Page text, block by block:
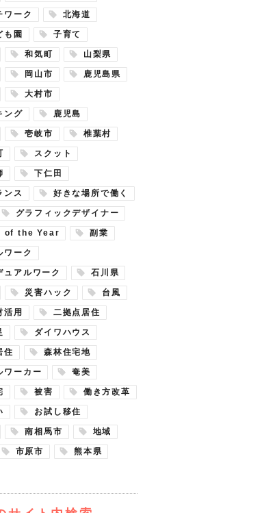
ワーク 北海道
も園 子育て
和気町 山梨県
岡山市 鹿児島県
大村市
ング 鹿児島
壱岐市 椎葉村
スクット
下仁田
ンス 好きな場所で働く
グラフィックデザイナー
of the Year 副業
ワーク
ュアルワーク 石川県
災害ハック 台風
活用 二拠点居住
ダイワハウス
住 森林住宅地
ワーカー 奄美
被害 働き方改革
お試し移住
南相馬市 地域
市原市 熊本県